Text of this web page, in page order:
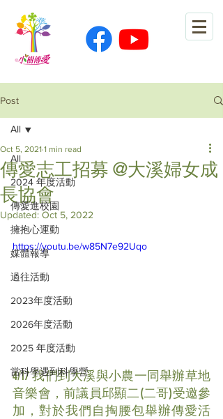
Post
All
2024 年度活動
傳愛進校園
擁抱心運動
媒體報導
過往活動
2023年度活動
2026年度活動
2025 年度活動
當科學遇到科學營
All
傳愛志工招募 @大溪婦女成
長協會
Oct 5, 2021 1 min read
Updated: Oct 5, 2022
https://youtu.be/w85N7e92Uqo
4/17 我們到大溪與小農一同舉辦草地
音樂會，前議員邱顯二(二哥)受邀參
加，對於我們自掏腰包舉辦傳愛活